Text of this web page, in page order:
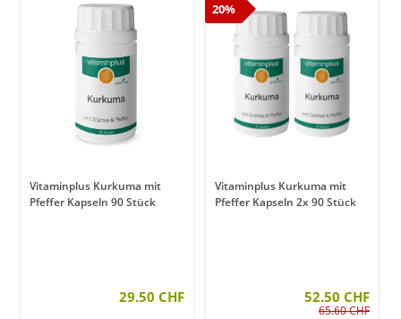
Vitaminplus Kurkuma mit
Pfeffer Kapseln 90 Stück
29.50 CHF
20%
Vitaminplus Kurkuma mit
Pfeffer Kapseln 2x 90 Stück
52.50 CHF
65.60 CHF